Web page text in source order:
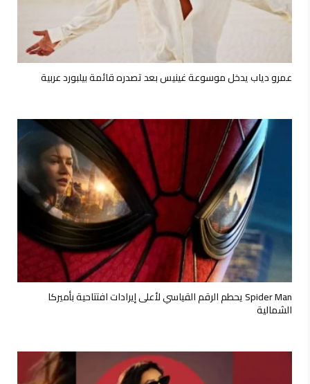
عمرو دياب يدخل موسوعة غينيس بعد تصدره قائمة بيلبورد عربية
Spider Man يحطم الرقم القياسي لأعلى إيرادات افتتاحية بأميركا
الشمالية